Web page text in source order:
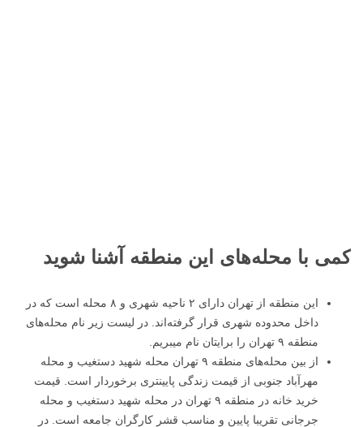
کمی با محله‌های این منطقه آشنا شوید
این منطقه از تهران دارای ۲ ناحیه شهری و ۸ محله است که در
داخل محدوده شهری قرار گرفته‌اند. در لیست زیر نام محله‌های
منطقه ۹ تهران را برایتان نام میبریم.
از بین محله‌های منطقه ۹ تهران محله شهید دستغیب و محله
مهرآباد جنوبی از قیمت زندگی پایینتری برخوردار است. قیمت
خرید خانه در منطقه ۹ تهران در محله شهید دستغیب و محله
جرجانی تقریبا پایین و مناسب قشر کارگران جامعه است. در